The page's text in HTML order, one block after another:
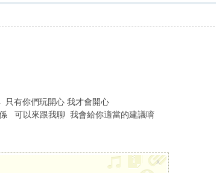
只有你們玩開心 我才會開心
可以來跟我聊 我會給你適當的建議唷
x